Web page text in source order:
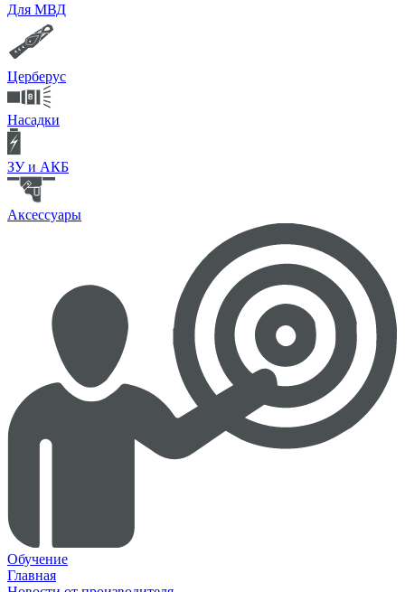
Для МВД
Церберус
Насадки
ЗУ и АКБ
Аксессуары
Обучение
Главная